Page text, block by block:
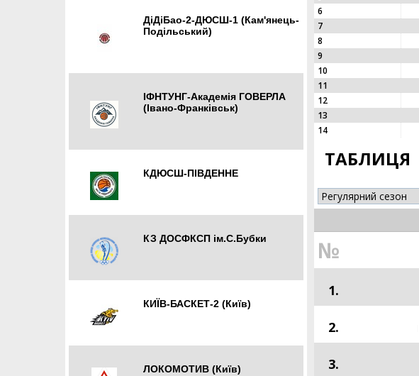
ДіДіБао-2-ДЮСШ-1 (Кам'янець-
Подільський)
ІФНТУНГ-Академія ГОВЕРЛА
(Івано-Франківськ)
КДЮСШ-ПІВДЕННЕ
КЗ ДОСФКСП ім.С.Бубки
КИЇВ-БАСКЕТ-2 (Київ)
ЛОКОМОТИВ (Київ)
6
7
8
9
10
11
12
13
14
ТАБЛИЦЯ
№
1.
2.
3.